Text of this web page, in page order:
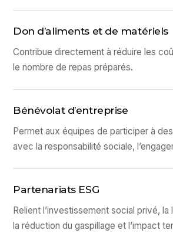
Don d’aliments et de matériels
Contribue directement à réduire les
le nombre de repas préparés.
Bénévolat d’entreprise
Permet aux équipes de participer à
avec la responsabilité sociale,
Partenariats ESG
Relient l’investissement social privé,
la réduction du gaspillage et l’impact